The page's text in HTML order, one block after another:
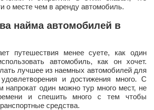
о месте чем в аренду автомобиль.
найма автомобилей в
путешествия менее суете, как один
автомобиль, как он хочет.
лучшее из наемных автомобилей для
удовлетворения и достижения много. С
напрокат один можно тур много мест, не
и спешить много с тем чтобы
средства.